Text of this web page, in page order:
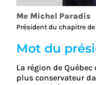
Me Michel Paradis
Président du chapitre de
Mot du
La région de
plus conservateur